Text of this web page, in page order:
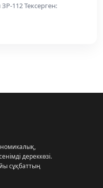
112 Тексерген:
дереккөзі.
сұқбаттың